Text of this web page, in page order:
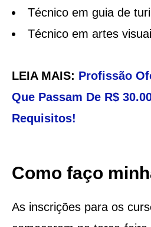
Técnico em guia de
Técnico em artes
LEIA MAIS: Profissão
Que Passam De R$
Requisitos!
Como faço
As inscrições para os